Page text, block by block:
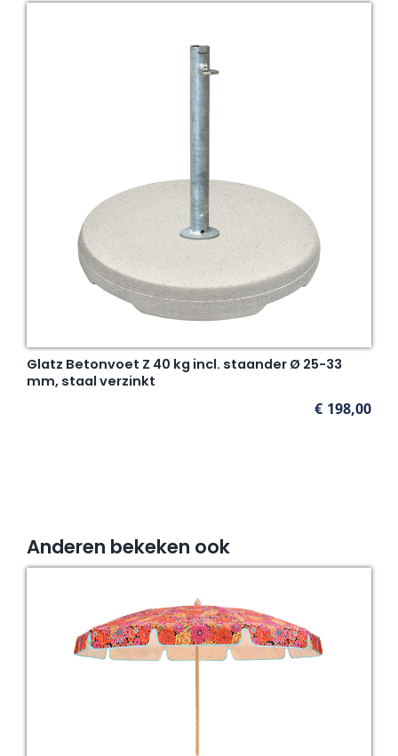
Glatz Betonvoet Z 40 kg incl. staander Ø 25-33
mm, staal verzinkt
€ 198,00
Anderen bekeken ook